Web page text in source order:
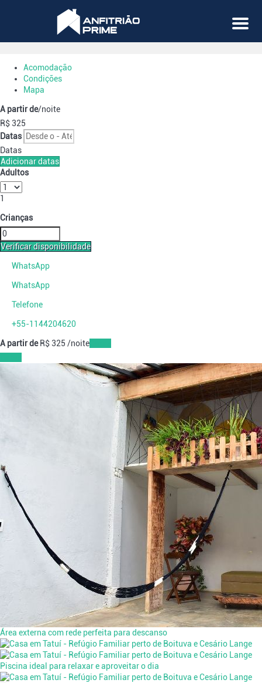
Menu
Acomodação
Condições
Mapa
A partir de/noite
R$ 325
Datas
Datas
Adicionar datas
Adultos
1
Crianças
Verificar disponibilidade
WhatsApp
WhatsApp
Telefone
+55-1144204620
A partir deR$ 325 /noite
Área externa com rede perfeita para descanso
Piscina ideal para relaxar e aproveitar o dia